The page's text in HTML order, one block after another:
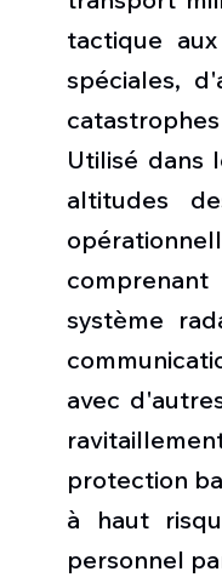
tactique
spéciales,
Utilisé dans
altitudes
système
avec
protection
à haut
personnel